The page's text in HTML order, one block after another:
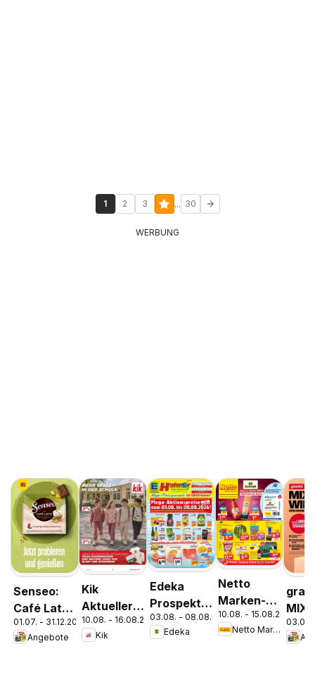
1 2 3 ... 30
WERBUNG
Senseo:
Café Latte
Dubai
Chocolate
01.07. - 31.12.2026
Angebote
Kik
Aktueller
Prospekt
10.08. - 16.08.2026
Kik
Edeka
Prospekt
Parchim
03.08. - 08.08.2026
Edeka
Netto
Marken-
Discount
Prospekt
10.08. - 15.08.2026
Netto Marken-Discount
MIX-
03.08.